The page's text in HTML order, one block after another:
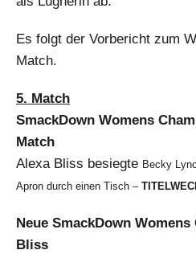
Es folgt der Vorbericht zum
Match.
5. Match
SmackDown Womens
Match
Alexa Bliss besiegte Becky
Apron durch einen Tisch –
Neue SmackDown
Bliss